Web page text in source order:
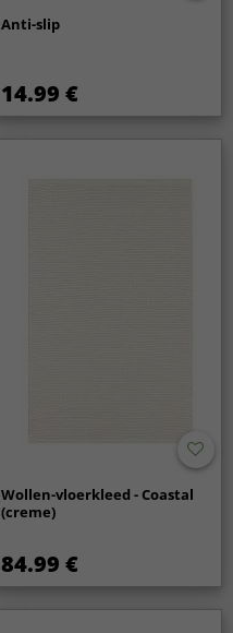
Anti-slip
14.99 €
Wollen-vloerkleed - Coastal
(creme)
84.99 €